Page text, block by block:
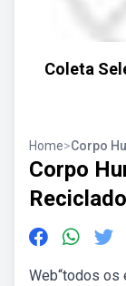
Coleta
Home>Corpo
Corpo
Reciclado
Web“todos os